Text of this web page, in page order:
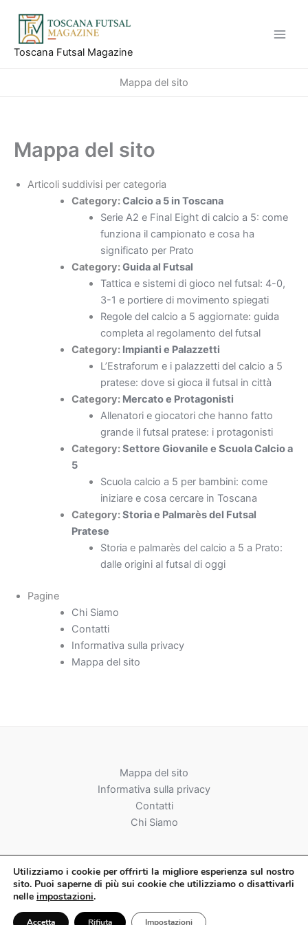
contenuto
Toscana Futsal Magazine
Mappa del sito
Mappa del sito
Articoli suddivisi per categoria
Category:Calcio a 5 in Toscana
Serie A2 e Final Eight di calcio a 5: come
funziona il campionato e cosa ha
significato per Prato
Category:Guida al Futsal
Tattica e sistemi di gioco nel futsal: 4-0,
3-1 e portiere di movimento spiegati
Regole del calcio a 5 aggiornate: guida
completa al regolamento del futsal
Category: Impianti e Palazzetti
L’Estraforum e i palazzetti del calcio a 5
pratese: dove si gioca il futsal in città
Category: Mercato e Protagonisti
Allenatori e giocatori che hanno fatto
grande il futsal pratese: i protagonisti
Category:Settore Giovanile e Scuola Calcio a
5
Scuola calcio a 5 per bambini: come
iniziare e cosa cercare in Toscana
Category:Storia e Palmarès del Futsal
Pratese
Storia e palmarès del calcio a 5 a Prato:
dalle origini al futsal di oggi
Pagine
Chi Siamo
Contatti
Informativa sulla privacy
Mappa del sito
Mappa del sito
Informativa sulla privacy
Contatti
Chi Siamo
Utilizziamo i cookie per offrirti la migliore esperienza sul nostro
sito. Puoi saperne di più sui cookie che utilizziamo o disattivarli
nelle impostazioni.
Accetta Rifiuta Impostazioni